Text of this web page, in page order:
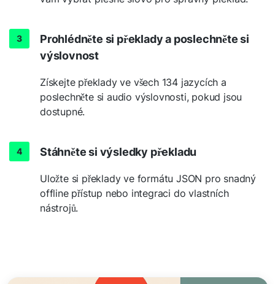
Prohlédněte si překlady a poslechněte si
výslovnost
Získejte překlady ve všech 134 jazycích a
poslechněte si audio výslovnosti, pokud jsou
dostupné.
Stáhněte si výsledky překladu
Uložte si překlady ve formátu JSON pro snadný
offline přístup nebo integraci do vlastních
nástrojů.